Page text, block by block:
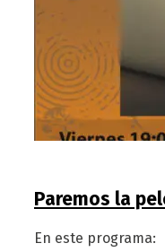
Paremos la
En este programa: